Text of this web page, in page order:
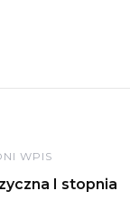
WPIS
I stopnia